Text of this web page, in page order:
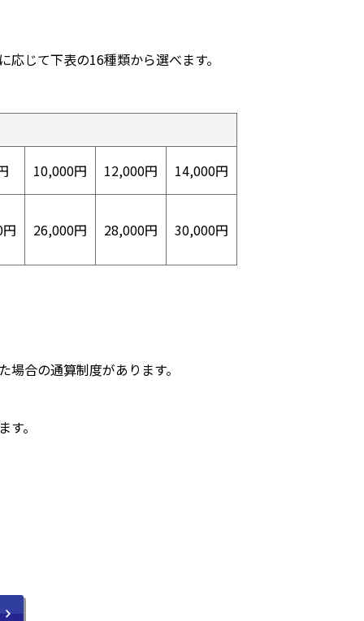
じて下表の16種類から選べます。
10,000円 12,000円 14,000円
26,000円 28,000円 30,000円
合の通算制度があります。
。